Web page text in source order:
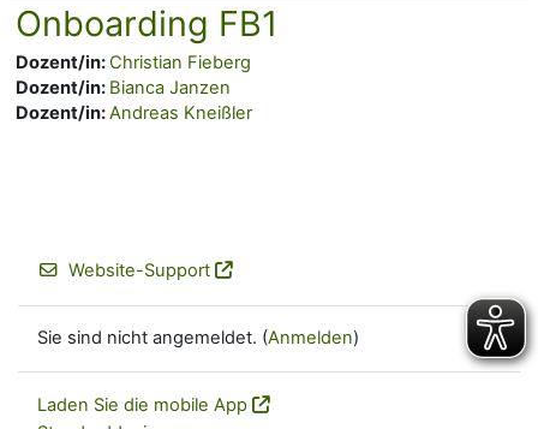
Onboarding FB1
Dozent/in:Christian Fieberg
Dozent/in: Bianca Janzen
Dozent/in:Andreas Kneißler
Website-Support
Sie sind nicht angemeldet. (Anmelden)
Laden Sie die mobile App